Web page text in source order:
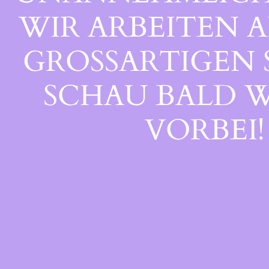
WIR ARBEITEN
GROSSARTIGEN
CHAU BALD
ORBEI!